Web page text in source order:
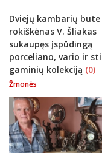
Dviejų kambarių bute
rokiškėnas V. Šliakas
sukaupęs įspūdingą
porceliano, vario ir
gaminių kolekciją (0)
Žmonės